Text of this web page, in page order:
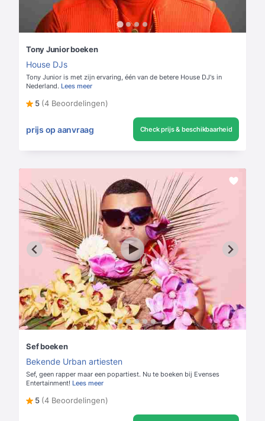
Tony Junior boeken
House DJs
Tony Junior is met zijn ervaring, één van de betere House DJ's in
Nederland. Lees meer
5 (4 Beoordelingen)
prijs op aanvraag Check prijs & beschikbaarheid
Sef boeken
Bekende Urban artiesten
Sef, geen rapper maar een popartiest. Nu te boeken bij Evenses
Entertainment! Lees meer
5 (4 Beoordelingen)